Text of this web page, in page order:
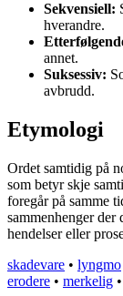
Sekvensiell:
hverandre.
annet.
Suksessiv:
avbrudd.
Etymologi
Ordet samtidig på
som betyr skje
foregår på samme
sammenhenger der
hendelser eller
skadevare • lyngmo
erodere • merkelig •